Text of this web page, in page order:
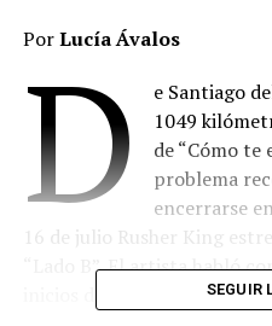
PorLucía Ávalos
D
e Santiago
1049
de “Cómo te
problema
encerrarse
16 de julio Rusher King
“Lado B”. El artista habló
SEGUIR